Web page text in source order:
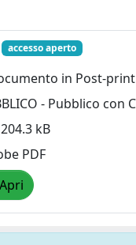
accesso aperto
in Post-print
- Pubblico con
kB
PDF